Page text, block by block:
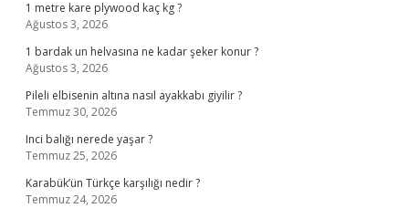
1 metre kare plywood kaç kg ?
Ağustos 3, 2026
1 bardak un helvasına ne kadar şeker konur ?
Ağustos 3, 2026
Pileli elbisenin altına nasıl ayakkabı giyilir ?
Temmuz 30, 2026
Inci balığı nerede yaşar ?
Temmuz 25, 2026
Karabük’ün Türkçe karşılığı nedir ?
Temmuz 24, 2026